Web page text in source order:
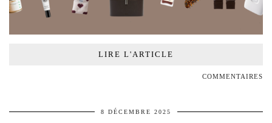
LIRE L'ARTICLE
COMMENTAIRES
8 DÉCEMBRE 2025